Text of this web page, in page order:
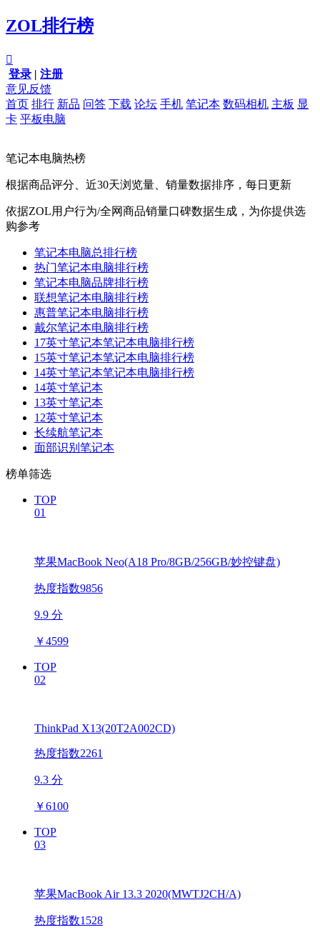
ZOL排行榜

登录 | 注册
意见反馈
首页 排行 新品 问答 下载 论坛 手机 笔记本 数码相机 主板 显
卡 平板电脑
笔记本电脑热榜
根据商品评分、近30天浏览量、销量数据排序，每日更新
依据ZOL用户行为/全网商品销量口碑数据生成，为你提供选
购参考
笔记本电脑总排行榜
热门笔记本电脑排行榜
笔记本电脑品牌排行榜
联想笔记本电脑排行榜
惠普笔记本电脑排行榜
戴尔笔记本电脑排行榜
17英寸笔记本笔记本电脑排行榜
15英寸笔记本笔记本电脑排行榜
14英寸笔记本笔记本电脑排行榜
14英寸笔记本
13英寸笔记本
12英寸笔记本
长续航笔记本
面部识别笔记本
榜单筛选
TOP
01
苹果MacBook Neo(A18 Pro/8GB/256GB/妙控键盘)
热度指数9856
9.9 分
￥4599
TOP
02
ThinkPad X13(20T2A002CD)
热度指数2261
9.3 分
￥6100
TOP
03
苹果MacBook Air 13.3 2020(MWTJ2CH/A)
热度指数1528